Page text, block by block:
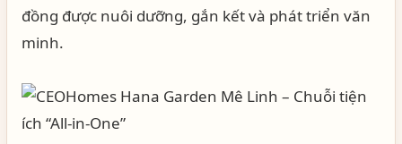
đồng được nuôi dưỡng, gắn kết và phát triển văn
minh.